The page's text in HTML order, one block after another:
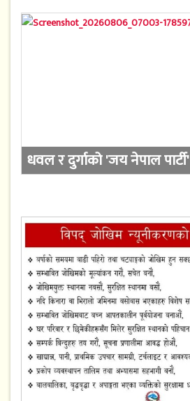
धवल र दुर्गाको 'जय नेपाल पार्टी'